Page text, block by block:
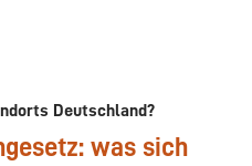
Deutschland?
was sich